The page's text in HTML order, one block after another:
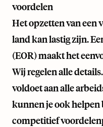
voordelen
Het opzetten van een
land kan lastig zijn.
(EOR) maakt het
Wij regelen alle
voldoet aan alle
kunnen je ook helpen
competitief